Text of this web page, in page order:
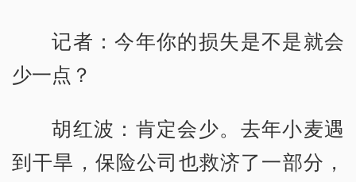
记者：今年你的损失是不是就会
少一点？
胡红波：肯定会少。去年小麦遇
到干旱，保险公司也救济了一部分，